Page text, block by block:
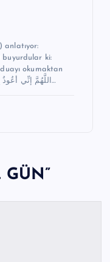
buyurdular ki:
okumaktan
aciz olmasın: (اللَّهُمَّ إنِّي أعُوذُ بِكَ مِنَ الرِّجْسِ النَّجَسِ…
GÜN”